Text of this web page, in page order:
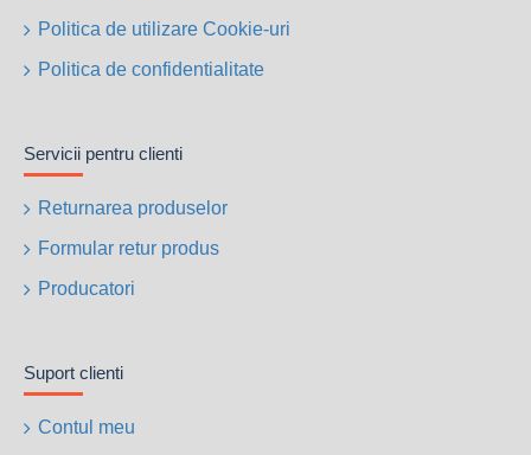
Politica de utilizare Cookie-uri
Politica de confidentialitate
Servicii pentru clienti
Returnarea produselor
Formular retur produs
Producatori
Suport clienti
Contul meu